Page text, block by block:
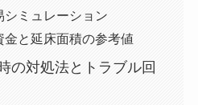
シミュレーション
金と延床面積の参考値
の対処法とトラブル回